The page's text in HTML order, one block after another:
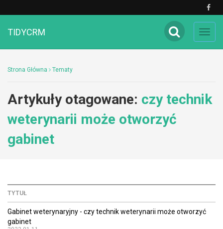
TIDYCRM
Strona Główna Tematy
Artykuły otagowane: czy technik
weterynarii może otworzyć
gabinet
TYTUŁ
Gabinet weterynaryjny - czy technik weterynarii może otworzyć
gabinet